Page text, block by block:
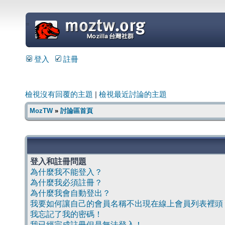
=
登入 註冊
檢視沒有回覆的主題 檢視最近討論的主題
MozTW» 討論區首頁
登入和註冊問題
為什麼我不能登入？
為什麼我必須註冊？
為什麼我會自動登出？
我要如何讓自己的會員名稱不出現在線上會員列表裡頭
我忘記了我的密碼！